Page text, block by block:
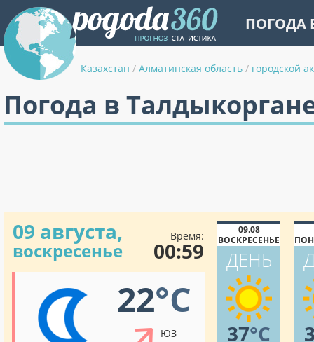
ПОГОДА
Казахстан / Алматинская область / городской
Погода в
09 августа,
воскресенье
Время:
00:59
22°C
ЮЗ
09.08
ВОСКРЕСЕНЬЕ
ДЕНЬ
37°C